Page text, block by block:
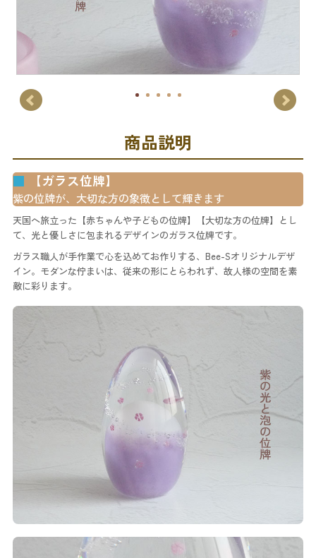
商品説明
■ 【ガラス位牌】
紫の位牌が、大切な方の象徴として輝きます
天国へ旅立った【赤ちゃんや子どもの位牌】【大切な方の位牌】とし
て、光と優しさに包まれるデザインのガラス位牌です。
ガラス職人が手作業で心を込めてお作りする、Bee-Sオリジナルデザ
イン。モダンな佇まいは、従来の形にとらわれず、故人様の空間を素
敵に彩ります。